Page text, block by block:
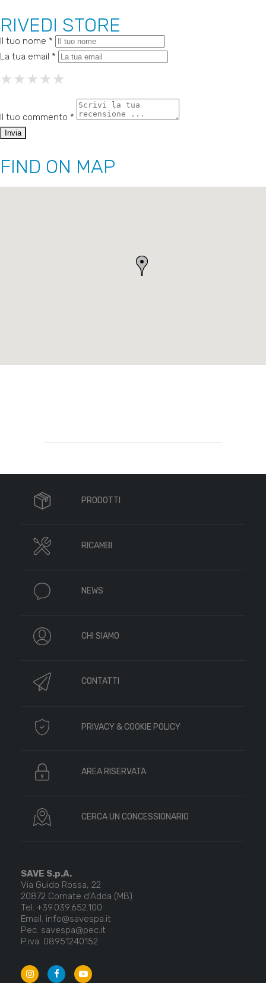
RIVEDI STORE
Il tuo nome *
La tua email *
★
★ ★
★ ★ ★
★ ★ ★ ★
★ ★ ★ ★ ★
Il tuo commento *
FIND ON MAP
PRODOTTI
RICAMBI
NEWS
CHI SIAMO
CONTATTI
PRIVACY & COOKIE POLICY
AREA RISERVATA
CERCA UN CONCESSIONARIO
SAVE S.p.A.
Via Guido Rossa, 22
20872 Cornate d’Adda (MB)
Tel. +39.039.652.100
Email. info@savespa.it
Pec. savespa@pec.it
P.iva. 08951240152